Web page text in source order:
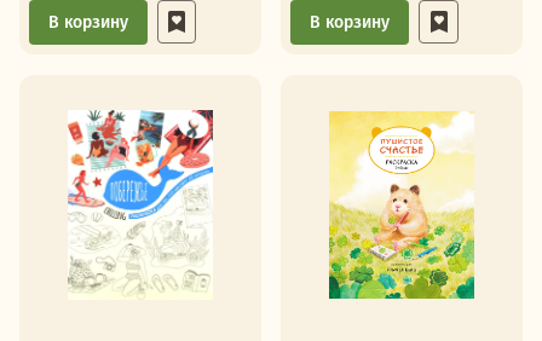
В корзину В корзину